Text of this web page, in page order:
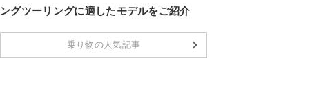
ングツーリングに適したモデルをご紹介
乗り物の人気記事